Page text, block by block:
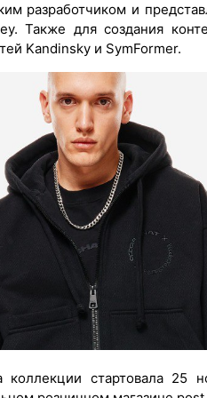
разработчиком и
Также для создания
Kandinsky и SymFormer.
коллекции стартовала 25